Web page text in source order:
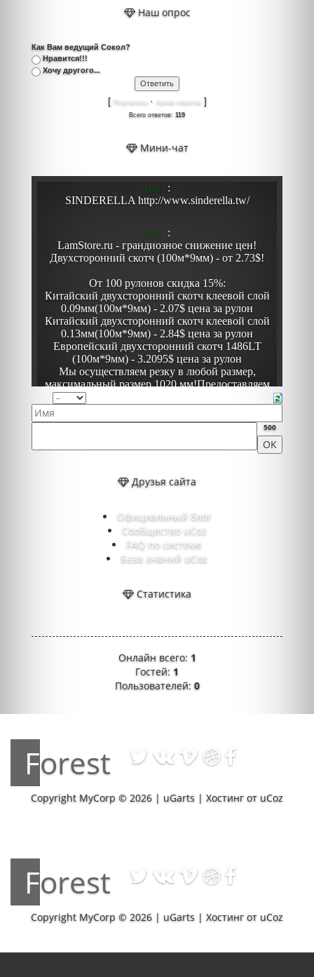
Наш опрос
Как Вам ведущий Сокол?
Нравится!!!
Хочу другого...
[ Результаты · Архив опросов]
Всего ответов: 119
Мини-чат
500
Друзья сайта
Официальный блог
Сообщество uCoz
FAQ по системе
База знаний uCoz
Статистика
Онлайн всего: 1
Гостей: 1
Пользователей:0
Forest
Copyright MyCorp © 2026 | uGarts | Хостинг от uCoz
Forest
Copyright MyCorp © 2026 | uGarts | Хостинг от uCoz